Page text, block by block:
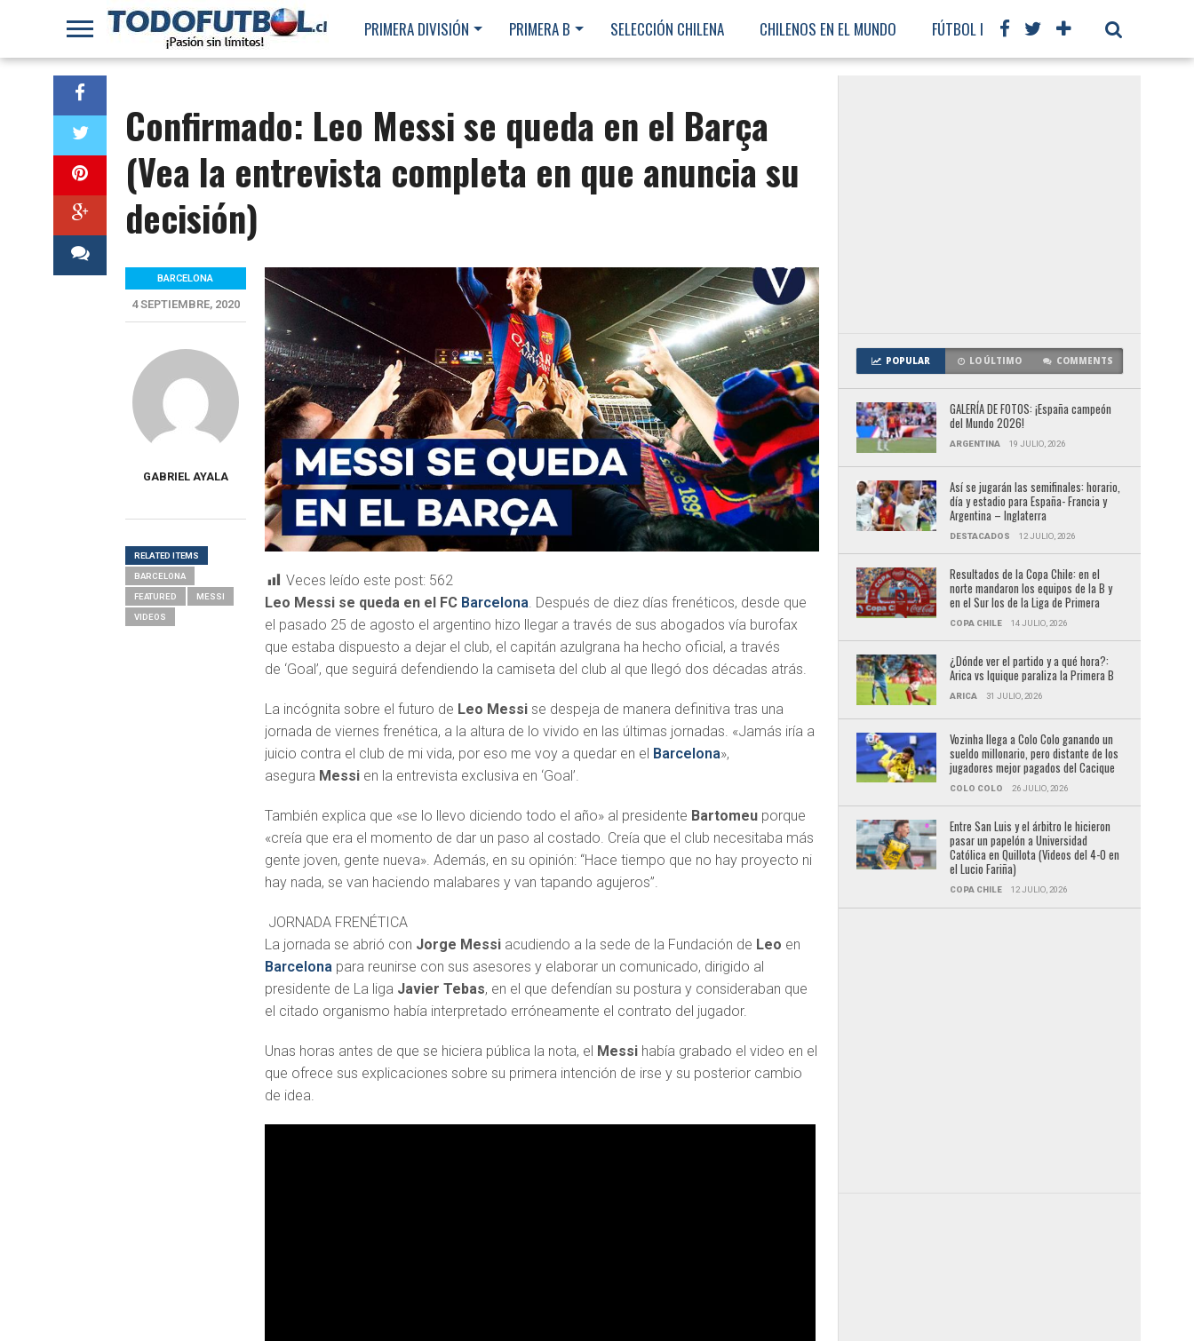
PRIMERA DIVISIÓN PRIMERA B SELECCIÓN CHILENA CHILENOS EN EL MUNDO FÚTBOL INTERNACIONAL
Confirmado: Leo Messi se queda en el Barça
(Vea la entrevista completa en que anuncia su
decisión)
Veces leído este post: 562
Leo Messi se queda en el FC Barcelona. Después de diez días frenéticos, desde que
el pasado 25 de agosto el argentino hizo llegar a través de sus abogados vía burofax
que estaba dispuesto a dejar el club, el capitán azulgrana ha hecho oficial, a través
de ‘Goal’, que seguirá defendiendo la camiseta del club al que llegó dos décadas atrás.
La incógnita sobre el futuro de Leo Messi se despeja de manera definitiva tras una
jornada de viernes frenética, a la altura de lo vivido en las últimas jornadas. «Jamás iría a
juicio contra el club de mi vida, por eso me voy a quedar en el Barcelona»,
asegura Messi en la entrevista exclusiva en ‘Goal’.
También explica que «se lo llevo diciendo todo el año» al presidente Bartomeu porque
«creía que era el momento de dar un paso al costado. Creía que el club necesitaba más
gente joven, gente nueva». Además, en su opinión: “Hace tiempo que no hay proyecto ni
hay nada, se van haciendo malabares y van tapando agujeros”.
JORNADA FRENÉTICA
La jornada se abrió con Jorge Messi acudiendo a la sede de la Fundación de Leo en
Barcelona para reunirse con sus asesores y elaborar un comunicado, dirigido al
presidente de La liga Javier Tebas, en el que defendían su postura y consideraban que
el citado organismo había interpretado erróneamente el contrato del jugador.
Unas horas antes de que se hiciera pública la nota, el Messi había grabado el video en el
que ofrece sus explicaciones sobre su primera intención de irse y su posterior cambio
de idea.
BARCELONA
4 SEPTIEMBRE, 2020
GABRIEL AYALA
RELATED ITEMS
BARCELONA
FEATURED MESSI
VIDEOS
POPULAR LO ÚLTIMO COMMENTS
GALERÍA DE FOTOS: ¡España campeón
del Mundo 2026!
ARGENTINA 19 JULIO, 2026
Así se jugarán las semifinales: horario,
día y estadio para España- Francia y
Argentina – Inglaterra
DESTACADOS 12 JULIO, 2026
Resultados de la Copa Chile: en el
norte mandaron los equipos de la B y
en el Sur los de la Liga de Primera
COPA CHILE 14 JULIO, 2026
¿Dónde ver el partido y a qué hora?:
Arica vs Iquique paraliza la Primera B
ARICA 31 JULIO, 2026
Vozinha llega a Colo Colo ganando un
sueldo millonario, pero distante de los
jugadores mejor pagados del Cacique
COLO COLO 26 JULIO, 2026
Entre San Luis y el árbitro le hicieron
pasar un papelón a Universidad
Católica en Quillota (Videos del 4-0 en
el Lucio Fariña)
COPA CHILE 12 JULIO, 2026